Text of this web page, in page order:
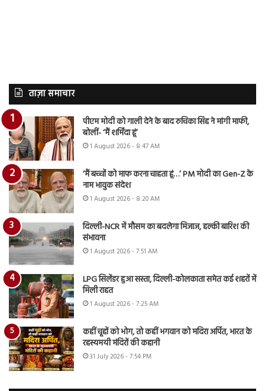
ताज़ा समाचार
पीएम मोदी को गाली देने के बाद रुचिका सिंह ने मांगी माफी,
बोलीं- ‘मैं शर्मिंदा हूं’
1 August 2026 - 8:47 AM
‘मैं बच्चों को माफ करना चाहता हूं…’ PM मोदी का Gen-Z के
नाम भावुक संदेश
1 August 2026 - 8:20 AM
दिल्ली-NCR में मौसम का बदलेगा मिजाज, हल्की बारिश की
संभावना
1 August 2026 - 7:51 AM
LPG सिलेंडर हुआ सस्ता, दिल्ली-कोलकाता समेत कई शहरों में
मिली राहत
1 August 2026 - 7:25 AM
कहीं चूहों को भोग, तो कहीं भगवान को मदिरा अर्पित, भारत के
रहस्यमयी मंदिरों की कहानी
31 July 2026 - 7:54 PM